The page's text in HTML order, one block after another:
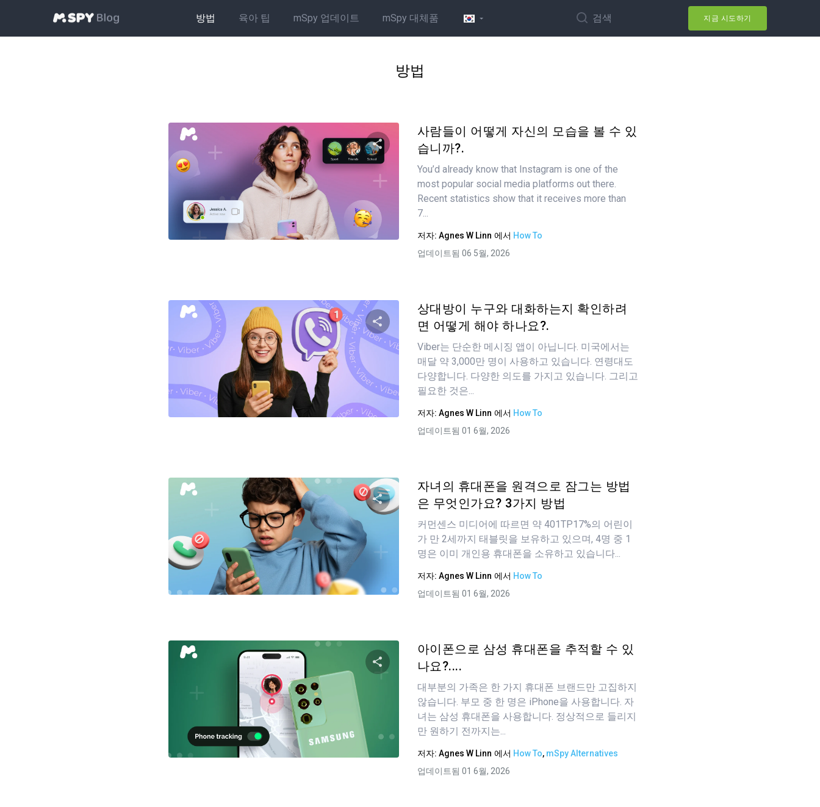
방법 육아 팁 mSpy 업데이트 mSpy 대체품 검색 지금 시도하기
방법
이 기사 공유하기
트위터
사람들이 어떻게 자신의 모습을 볼 수 있
습니까?.
You’d already know that Instagram is one of the
most popular social media platforms out there.
Recent statistics show that it receives more than
7...
저자: Agnes W Linn 에서 How To
업데이트됨 06 5월, 2026
이 기사 공유하기
상대방이 누구와 대화하는지 확인하려
면 어떻게 해야 하나요?.
Viber는 단순한 메시징 앱이 아닙니다. 미국에서는
매달 약 3,000만 명이 사용하고 있습니다. 연령대도
다양합니다. 다양한 의도를 가지고 있습니다. 그리고
필요한 것은...
저자: Agnes W Linn 에서 How To
업데이트됨 01 6월, 2026
이 기사 공유하기
Facebook 링크 복사
자녀의 휴대폰을 원격으로 잠그는 방법
은 무엇인가요? 3가지 방법
커먼센스 미디어에 따르면 약 401TP17%의 어린이
가 만 2세까지 태블릿을 보유하고 있으며, 4명 중 1
명은 이미 개인용 휴대폰을 소유하고 있습니다...
저자: Agnes W Linn 에서 How To
업데이트됨 01 6월, 2026
이 기사 공유하기
아이폰으로 삼성 휴대폰을 추적할 수 있
나요?....
대부분의 가족은 한 가지 휴대폰 브랜드만 고집하지
않습니다. 부모 중 한 명은 iPhone을 사용합니다. 자
녀는 삼성 휴대폰을 사용합니다. 정상적으로 들리지
만 원하기 전까지는...
저자: Agnes W Linn 에서 How To, mSpy Alternatives
업데이트됨 01 6월, 2026